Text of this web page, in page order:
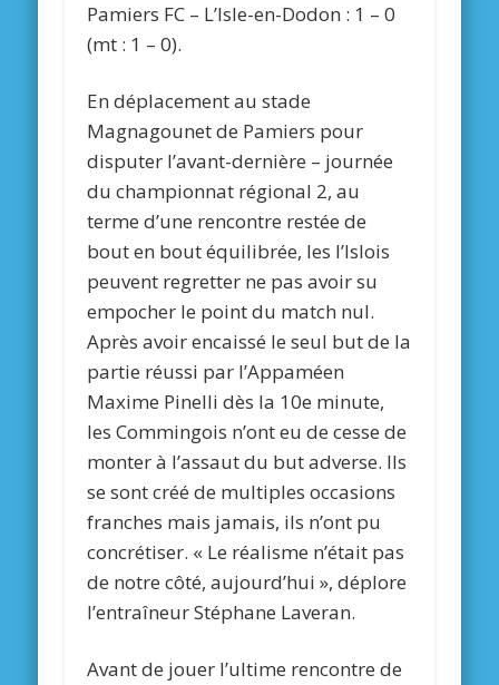
Pamiers FC – L’Isle-en-Dodon : 1 – 0
(mt : 1 – 0).
En déplacement au stade
Magnagounet de Pamiers pour
disputer l’avant-dernière – journée
du championnat régional 2, au
terme d’une rencontre restée de
bout en bout équilibrée, les l’Islois
peuvent regretter ne pas avoir su
empocher le point du match nul.
Après avoir encaissé le seul but de la
partie réussi par l’Appaméen
Maxime Pinelli dès la 10e minute,
les Commingois n’ont eu de cesse de
monter à l’assaut du but adverse. Ils
se sont créé de multiples occasions
franches mais jamais, ils n’ont pu
concrétiser. « Le réalisme n’était pas
de notre côté, aujourd’hui », déplore
l’entraîneur Stéphane Laveran.
Avant de jouer l’ultime rencontre de